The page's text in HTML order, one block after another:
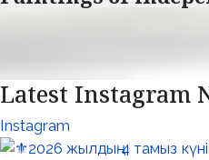
Latest Instagram
Instagram